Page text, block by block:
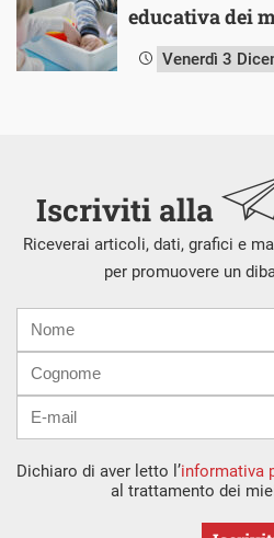
educativa dei
Venerdì 3
Iscriviti alla
Riceverai articoli, dati, grafici e
per promuovere un
mail
Dichiaro di aver letto l’informativa
al trattamento dei